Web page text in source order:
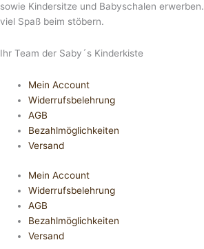
sowie Kindersitze und Babyschalen
viel Spaß beim stöbern.
Ihr Team der Saby´s Kinderkiste
Mein Account
Widerrufsbelehrung
AGB
Bezahlmöglichkeiten
Versand
Mein Account
Widerrufsbelehrung
AGB
Bezahlmöglichkeiten
Versand